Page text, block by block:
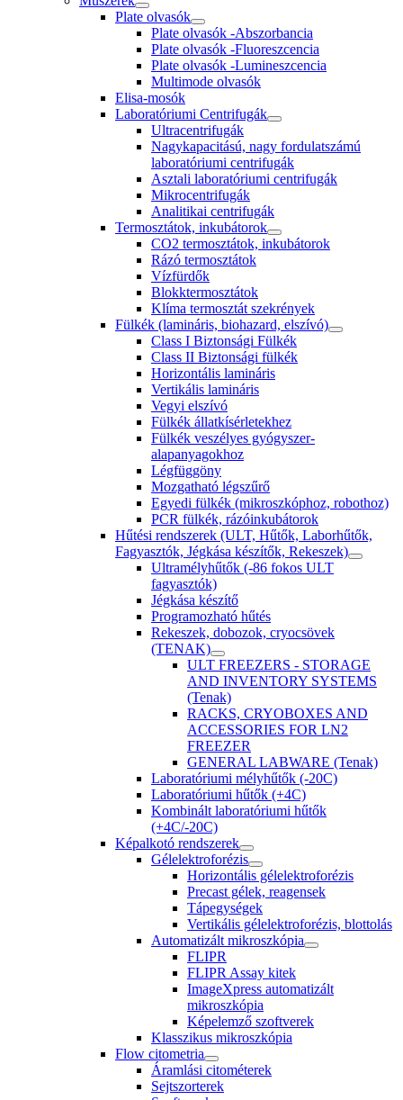
Plate olvasók
Plate olvasók -Abszorbancia
Plate olvasók -Fluoreszcencia
Plate olvasók -Lumineszcencia
Multimode olvasók
Elisa-mosók
Laboratóriumi Centrifugák
Ultracentrifugák
Nagykapacitású, nagy fordulatszámú
laboratóriumi centrifugák
Asztali laboratóriumi centrifugák
Mikrocentrifugák
Analitikai centrifugák
Termosztátok, inkubátorok
CO2 termosztátok, inkubátorok
Rázó termosztátok
Vízfürdők
Blokktermosztátok
Klíma termosztát szekrények
Fülkék (lamináris, biohazard, elszívó)
Class I Biztonsági Fülkék
Class II Biztonsági fülkék
Horizontális lamináris
Vertikális lamináris
Vegyi elszívó
Fülkék állatkísérletekhez
Fülkék veszélyes gyógyszer-
alapanyagokhoz
Légfüggöny
Mozgatható légszűrő
Egyedi fülkék (mikroszkóphoz, robothoz)
PCR fülkék, rázóinkubátorok
Hűtési rendszerek (ULT, Hűtők, Laborhűtők,
Fagyasztók, Jégkása készítők, Rekeszek)
Ultramélyhűtők (-86 fokos ULT
fagyasztók)
Jégkása készítő
Programozható hűtés
Rekeszek, dobozok, cryocsövek
(TENAK)
ULT FREEZERS - STORAGE
AND INVENTORY SYSTEMS
(Tenak)
RACKS, CRYOBOXES AND
ACCESSORIES FOR LN2
FREEZER
GENERAL LABWARE (Tenak)
Laboratóriumi mélyhűtők (-20C)
Laboratóriumi hűtők (+4C)
Kombinált laboratóriumi hűtők
(+4C/-20C)
Képalkotó rendszerek
Gélelektroforézis
Horizontális gélelektroforézis
Precast gélek, reagensek
Tápegységek
Vertikális gélelektroforézis, blottolás
Automatizált mikroszkópia
FLIPR
FLIPR Assay kitek
ImageXpress automatizált
mikroszkópia
Képelemző szoftverek
Klasszikus mikroszkópia
Flow citometria
Áramlási citométerek
Sejtszorterek